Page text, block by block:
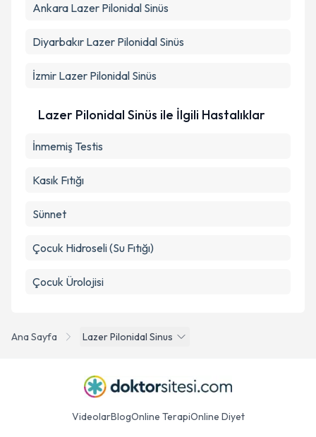
Ana Sayfa Lazer Pilonidal Sinus
Ankara Lazer Pilonidal Sinüs
Diyarbakır Lazer Pilonidal Sinüs
İzmir Lazer Pilonidal Sinüs
Lazer Pilonidal Sinüs ile İlgili Hastalıklar
İnmemiş Testis
Kasık Fıtığı
Sünnet
Çocuk Hidroseli (Su Fıtığı)
Çocuk Ürolojisi
VideolarBlogOnline TerapiOnline Diyet